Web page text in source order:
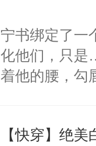
宁书绑定了一
化他们，只是
着他的腰，勾
来，给老公
【快穿】绝